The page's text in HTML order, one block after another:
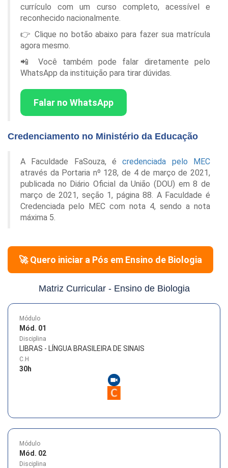
currículo com um curso completo, acessível e
reconhecido nacionalmente.
👉 Clique no botão abaixo para fazer sua matrícula
agora mesmo.
📲 Você também pode falar diretamente pelo
WhatsApp da instituição para tirar dúvidas.
Falar no WhatsApp
Credenciamento no Ministério da Educação
A Faculdade FaSouza, écredenciada pelo MEC
através da Portaria nº 128, de 4 de março de 2021,
publicada no Diário Oficial da União (DOU) em 8 de
março de 2021, seção 1, página 88. A Faculdade é
Credenciada pelo MEC com nota 4, sendo a nota
máxima 5.
🚀 Quero iniciar a Pós em Ensino de Biologia
Matriz Curricular - Ensino de Biologia
Módulo
Mód. 01
Disciplina
LIBRAS - LÍNGUA BRASILEIRA DE SINAIS
C.H
30h
Módulo
Mód. 02
Disciplina